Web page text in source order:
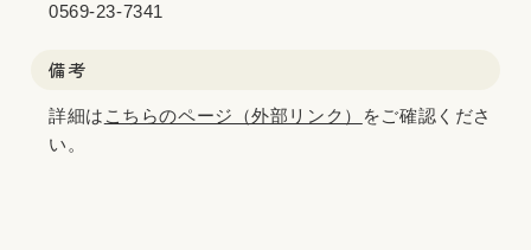
0569-23-7341
備考
詳細は こちらのページ（外部リンク）
をご確認くださ
い。